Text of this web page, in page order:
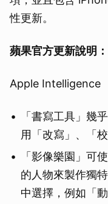
性更新。
蘋果官方更新說明：
Apple Intelligence
「書寫工具」幾
用「改寫」、「
「影像樂園」可
的人物來製作獨
中選擇，例如「